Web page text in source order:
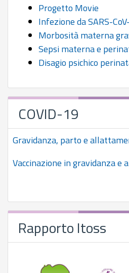
Progetto Movie
Infezione da SARS-
Morbosità materna
Sepsi materna e
Disagio psichico
COVID-19
Gravidanza, parto e
Vaccinazione in gravidanza e
Rapporto Itoss